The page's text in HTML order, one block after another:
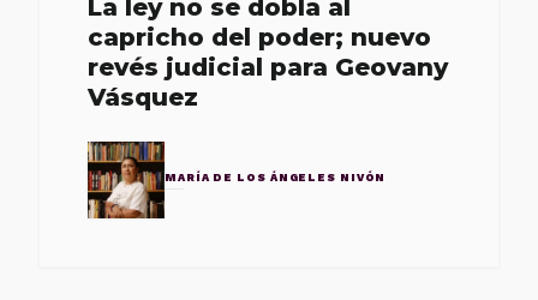
La ley no se dobla al
capricho del poder; nuevo
revés judicial para Geovany
Vásquez
MARÍA DE LOS ÁNGELES NIVÓN